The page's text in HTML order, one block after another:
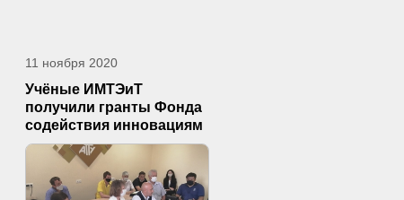
11 ноября 2020
Учёные ИМТЭиТ
получили гранты Фонда
содействия инновациям